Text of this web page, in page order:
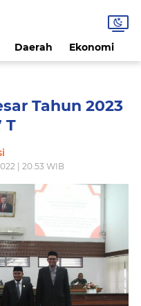
Daerah Ekonomi
Tahun 2023
T
| 20.53 WIB